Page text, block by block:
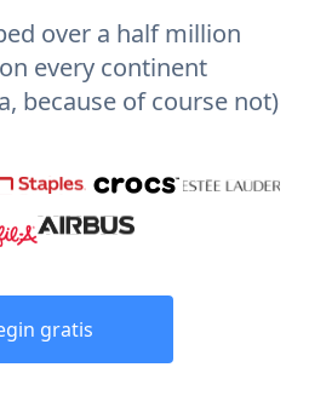
over a half million
every continent
because of course not)
gratis